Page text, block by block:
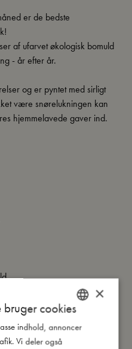
er de bedste
af ufarvet økologisk bomuld
- år efter år.
og er pyntet med sirligt
være snørelukningen kan
hjemmelavede gaver ind.
DANISH
×
bruger cookies
indhold, annoncer
Vi deler også